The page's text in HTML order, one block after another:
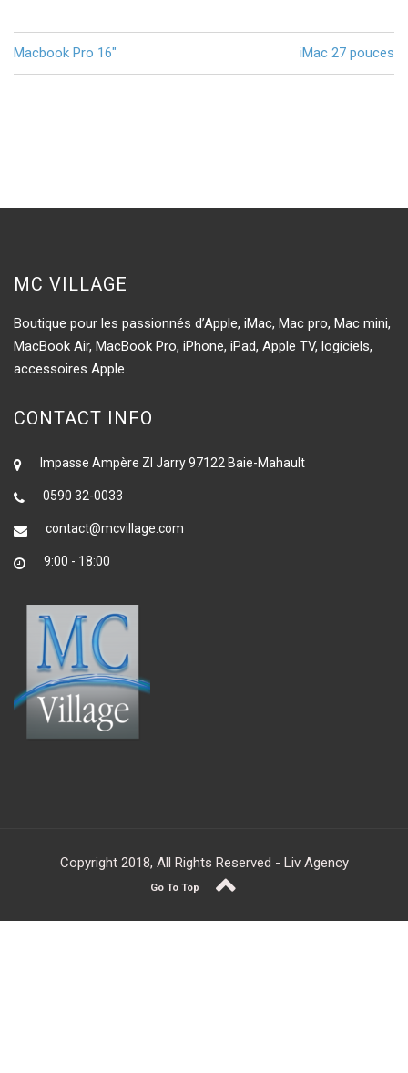
Navigation
de
Macbook Pro 16″ iMac 27 pouces
MC VILLAGE
Boutique pour les passionnés d’Apple, iMac, Mac pro, Mac mini,
MacBook Air, MacBook Pro, iPhone, iPad, Apple TV, logiciels,
accessoires Apple.
CONTACT INFO
Impasse Ampère ZI Jarry 97122 Baie-Mahault
0590 32-0033
contact@mcvillage.com
9:00 - 18:00
Copyright 2018, All Rights Reserved - Liv Agency
Go To Top